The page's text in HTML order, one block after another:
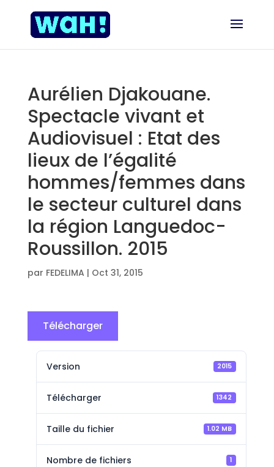
Aurélien Djakouane.
Spectacle vivant et
Audiovisuel : Etat des
lieux de l’égalité
hommes/femmes dans
le secteur culturel dans
la région Languedoc-
Roussillon. 2015
par FEDELIMA | Oct 31, 2015
Télécharger
Version 2015
Télécharger 1342
Taille du fichier 1.02 MB
Nombre de fichiers 1